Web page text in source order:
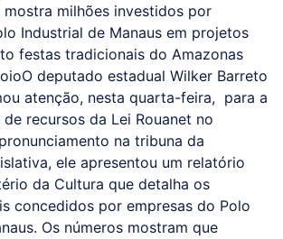
milhões investidos por
Industrial de Manaus em projetos
festas tradicionais do Amazonas
deputado estadual Wilker Barreto
atenção, nesta quarta-feira, para a
recursos da Lei Rouanet no
na tribuna da
ele apresentou um relatório
da Cultura que detalha os
concedidos por empresas do Polo
Os números mostram que